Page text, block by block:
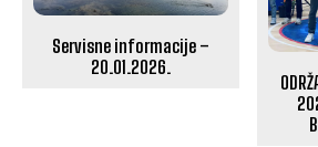
Servisne informacije –
20.01.2026.